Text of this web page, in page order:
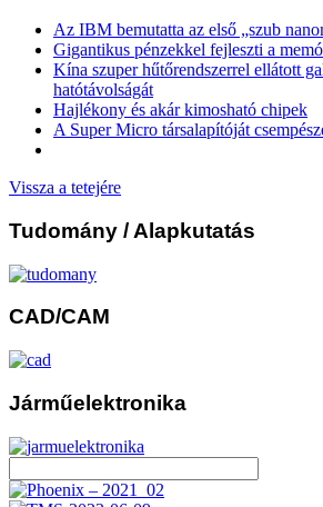
Az IBM bemutatta az első „szub
Gigantikus pénzekkel fejleszti a
Kína szuper hűtőrendszerrel ellátott
hatótávolságát
Hajlékony és akár kimosható chipek
A Super Micro társalapítóját
Vissza a tetejére
Tudomány / Alapkutatás
CAD/CAM
Járműelektronika